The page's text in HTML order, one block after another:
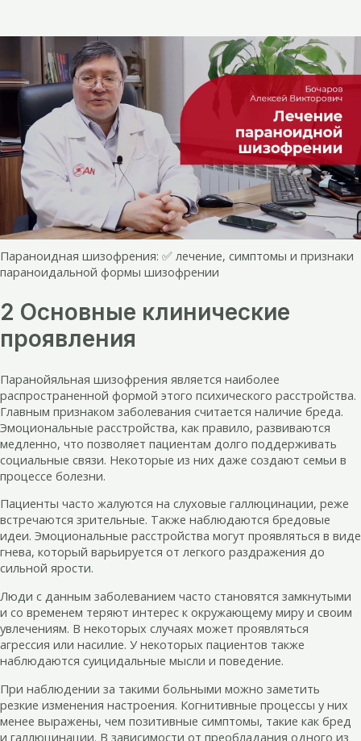
Параноидная шизофрения: ✅ лечение, симптомы и признаки
параноидальной формы шизофрении
2 Основные клинические
проявления
Паранойяльная шизофрения является наиболее
распространенной формой этого психического расстройства.
Главным признаком заболевания считается наличие бреда.
Эмоциональные расстройства, как правило, развиваются
медленно, что позволяет пациентам долго поддерживать
социальные связи. Некоторые из них даже создают семьи в
процессе болезни.
Пациенты часто жалуются на слуховые галлюцинации, реже
встречаются зрительные. Также наблюдаются бредовые
идеи. Эмоциональные расстройства могут проявляться в виде
гнева, который варьируется от легкого раздражения до
сильной ярости.
Люди с данным заболеванием часто становятся замкнутыми
и со временем теряют интерес к окружающему миру и своим
увлечениям. В некоторых случаях может проявляться
агрессия или насилие. У некоторых пациентов также
наблюдаются суицидальные мысли и поведение.
При наблюдении за такими больными можно заметить
резкие изменения настроения. Когнитивные процессы у них
менее выражены, чем позитивные симптомы, такие как бред
и галлюцинации. В зависимости от преобладания одного из